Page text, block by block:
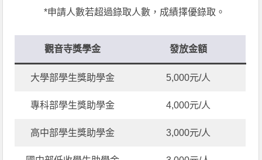
*申請人數若超過錄取人數，成績擇優錄取。
觀音寺獎學金 發放金額
大學部學生獎助學金 5,000元/人
專科部學生獎助學金 4,000元/人
高中部學生獎助學金 3,000元/人